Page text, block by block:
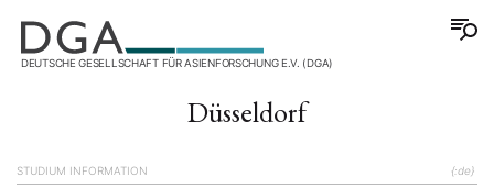
DEUTSCHE GESELLSCHAFT FÜR ASIENFORSCHUNG E.V. (DGA)
Düsseldorf
STUDIUM INFORMATION {:de}